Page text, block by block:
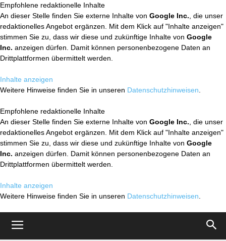
Empfohlene redaktionelle Inhalte
An dieser Stelle finden Sie externe Inhalte von Google Inc. , die unser
redaktionelles Angebot ergänzen. Mit dem Klick auf "Inhalte anzeigen"
stimmen Sie zu, dass wir diese und zukünftige Inhalte von Google
Inc. anzeigen dürfen. Damit können personenbezogene Daten an
Drittplattformen übermittelt werden.
Inhalte anzeigen
Weitere Hinweise finden Sie in unseren Datenschutzhinweisen
Empfohlene redaktionelle Inhalte
An dieser Stelle finden Sie externe Inhalte von Google Inc. , die unser
redaktionelles Angebot ergänzen. Mit dem Klick auf "Inhalte anzeigen"
stimmen Sie zu, dass wir diese und zukünftige Inhalte von Google
Inc. anzeigen dürfen. Damit können personenbezogene Daten an
Drittplattformen übermittelt werden.
Inhalte anzeigen
Weitere Hinweise finden Sie in unseren Datenschutzhinweisen